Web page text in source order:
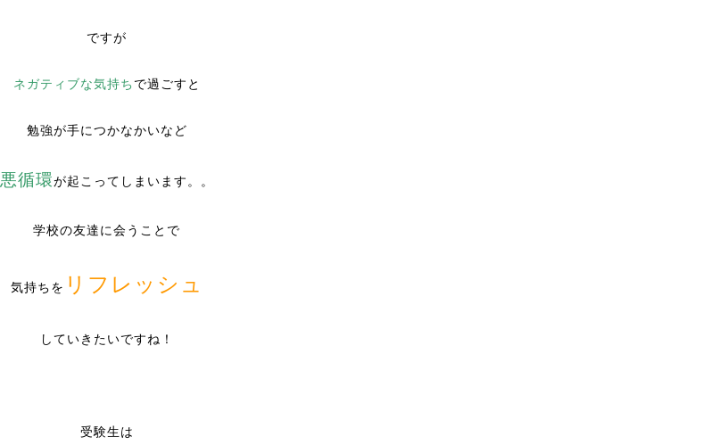
ですが
ネガティブな気持ちで過ごすと
勉強が手につかなかいなど
悪循環が起こってしまいます。。
学校の友達に会うことで
気持ちを リフレッシュ
していきたいですね！
受験生は